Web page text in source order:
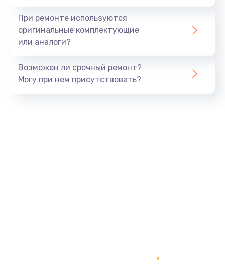
При ремонте используются
оригинальные комплектующие
или аналоги?
Возможен ли срочный ремонт?
Могу при нем присутствовать?